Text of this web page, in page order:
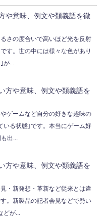
や意味、例文や類義語を徹
るさの度合いで高いほど光を反射
す。世の中には様々な色があり
...
方や意味、例文や類義語を
やゲームなど自分の好きな趣味の
いる状態｣です。本当にゲーム好
出...
方や意味、例文や類義語を
見・新発想・革新など従来とは違
。新製品の記者会見などで勢い
が...